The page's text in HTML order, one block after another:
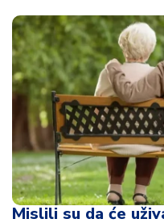
Mislili su da će